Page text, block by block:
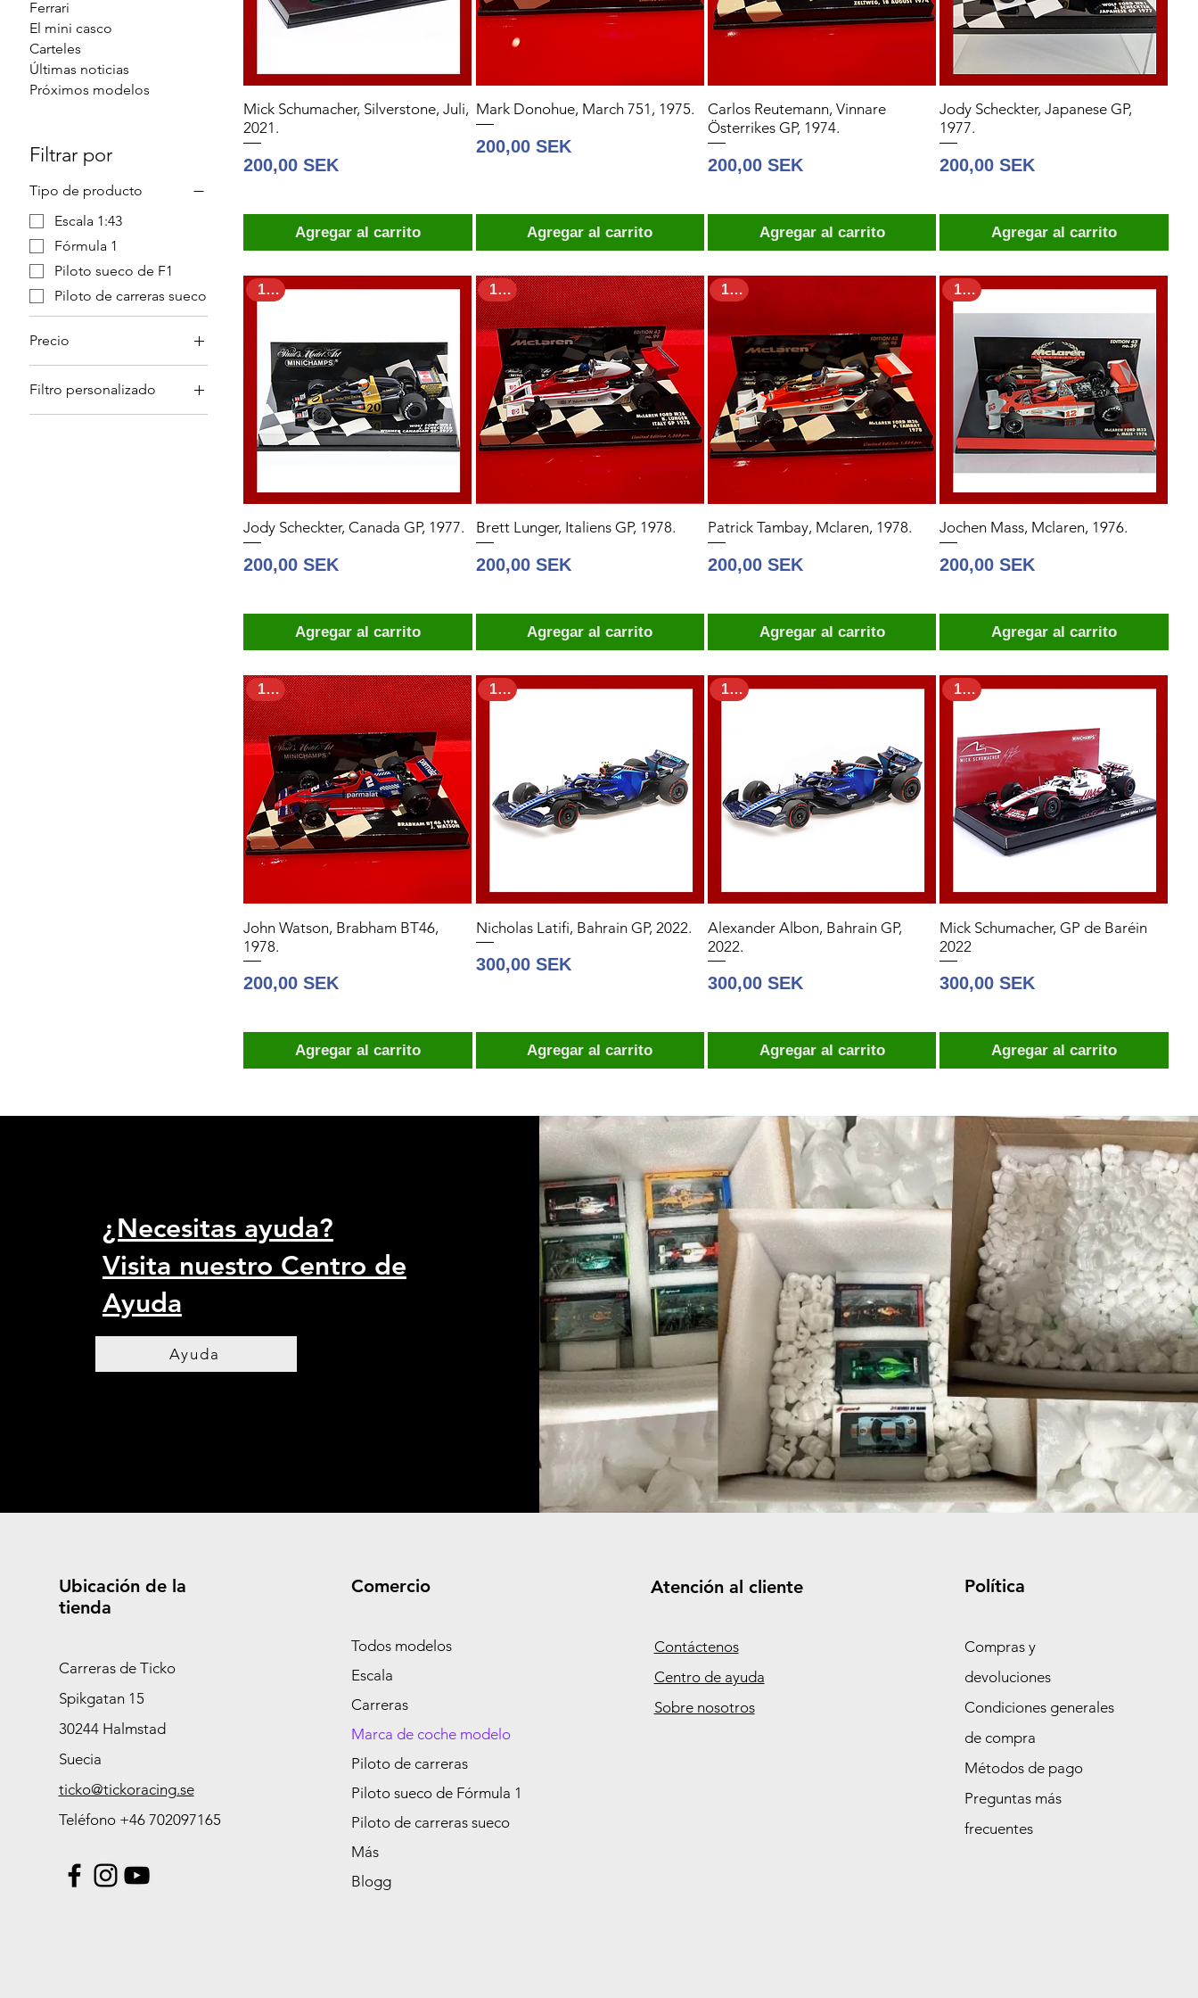
Ferrari
El mini casco
Carteles
Últimas noticias
Próximos modelos
Filtrar por
Tipo de producto
Escala 1:43
Fórmula 1
Piloto sueco de F1
Piloto de carreras sueco
Precio
200 SEK 500 SEK
Filtro personalizado
Minicampeones
Mick Schumacher, Silverstone, Juli,
2021.
Precio
200,00 SEK
Agregar al carrito
Mark Donohue, March 751, 1975.
Precio
200,00 SEK
Agregar al carrito
Carlos Reutemann, Vinnare
Österrikes GP, 1974.
Precio
200,00 SEK
Agregar al carrito
Jody Scheckter, Japanese GP,
1977.
Precio
200,00 SEK
Agregar al carrito
1:43
Jody Scheckter, Canada GP, 1977.
Precio
200,00 SEK
Agregar al carrito
1:43
Brett Lunger, Italiens GP, 1978.
Precio
200,00 SEK
Agregar al carrito
1:43
Patrick Tambay, Mclaren, 1978.
Precio
200,00 SEK
Agregar al carrito
1:43
Jochen Mass, Mclaren, 1976.
Precio
200,00 SEK
Agregar al carrito
1:43
John Watson, Brabham BT46,
1978.
Precio
200,00 SEK
Agregar al carrito
1:43
Nicholas Latifi, Bahrain GP, 2022.
Precio
300,00 SEK
Agregar al carrito
1:43
Alexander Albon, Bahrain GP,
2022.
Precio
300,00 SEK
Agregar al carrito
1:43
Mick Schumacher, GP de Baréin
2022
Precio
300,00 SEK
Agregar al carrito
¿Necesitas ayuda?
Visita nuestro Centro de
Ayuda
Ayuda
Ubicación de la
tienda
Carreras de Ticko
Spikgatan 15
30244 Halmstad
Suecia
ticko@tickoracing.se
Teléfono +46 702097165
Comercio
Todos modelos
Escala
Carreras
Marca de coche modelo
Piloto de carreras
Piloto sueco de Fórmula 1
Piloto de carreras sueco
Más
Blogg
Atención al cliente
Contáctenos
Centro de ayuda
Sobre nosotros
Política
Compras y
devoluciones
Condiciones generales
de compra
Métodos de pago
Preguntas más
frecuentes